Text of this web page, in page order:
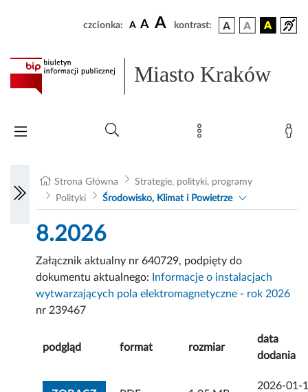
czcionka: A A A kontrast:
Miasto Kraków
Strona Główna
Strategie, polityki, programy
Polityki
Środowisko, Klimat i Powietrze
8.2026
Załącznik aktualny nr 640729, podpięty do
dokumentu aktualnego:
Informacje o instalacjach
wytwarzających pola elektromagnetyczne - rok 2026
nr 239467
podgląd format rozmiar
data
dodania
2026-01-